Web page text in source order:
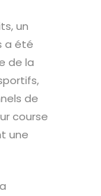
un
a été
de la
de
course
une